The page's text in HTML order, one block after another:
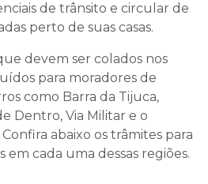
de trânsito e circular de
perto de suas casas.
devem ser colados nos
para moradores de
como Barra da Tijuca,
Dentro, Via Militar e o
abaixo os trâmites para
em cada uma dessas regiões.